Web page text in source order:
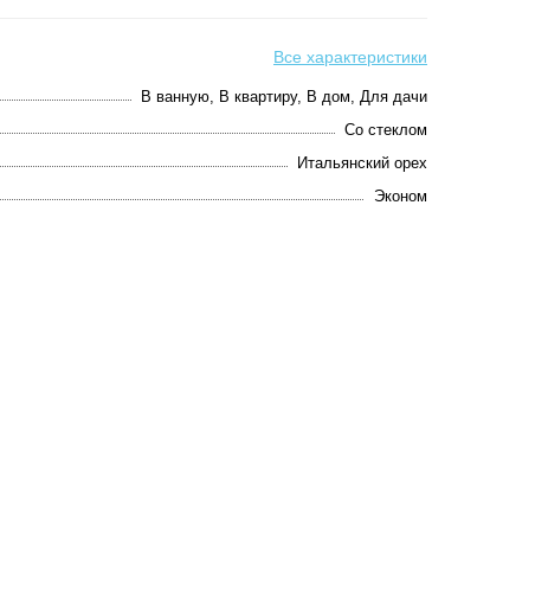
Все характеристики
В ванную, В квартиру, В дом, Для дачи
Со стеклом
Итальянский орех
Эконом